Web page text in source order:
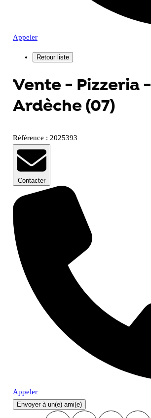
Appeler
Vente - Pizzeria -
Ardèche (07)
Référence : 2025393
Contacter
Appeler
Envoyer à un(e) ami(e)